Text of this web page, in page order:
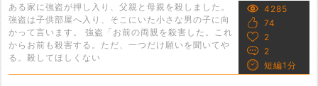
ある家に強盗が押し入り、父親と母親を殺しました。
強盗は子供部屋へ入り、そこにいた小さな男の子に向
かって言います。 強盗「お前の両親を殺害した。これ
からお前も殺害する。ただ、一つだけ願いを聞いてや
る。殺してほしくない
4285
74
2
2
短編1分